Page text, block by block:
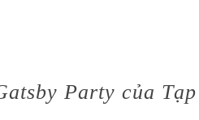
Party của